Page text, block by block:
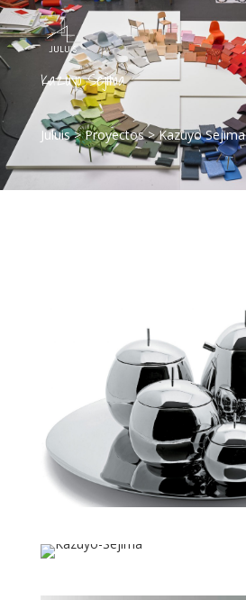
Kazuyo Sejima
Juluis>Proyectos>Kazuyo Sejima